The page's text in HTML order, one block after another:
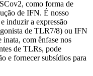
como forma de
de IFN. É nosso
induzir a expressão
de TLR7/8) ou IFN
com ênfase nos
de TLRs, pode
e fornecer subsídios para